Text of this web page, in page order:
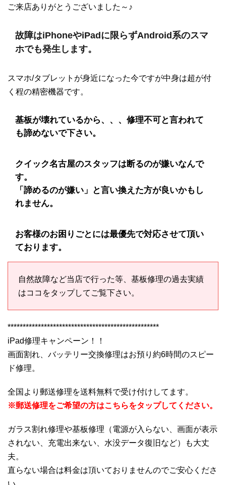
ご来店ありがとうございました～♪
故障はiPhoneやiPadに限らずAndroid系のスマ
ホでも発生します。
スマホ/タブレットが身近になった今ですが中身は超が付
く程の精密機器です。
基板が壊れているから、、、修理不可と言われて
も諦めないで下さい。
クイック名古屋のスタッフは断るのが嫌いなんで
す。
「諦めるのが嫌い」と言い換えた方が良いかもし
れません。
お客様のお困りごとには最優先で対応させて頂い
ております。
自然故障など当店で行った等、基板修理の過去実績
はココをタップしてご覧下さい。
**************************************************
iPad修理キャンペーン！！
画面割れ、バッテリー交換修理はお預り約6時間のスピー
ド修理。
全国より郵送修理を送料無料で受け付けしてます。
※郵送修理をご希望の方はこちらをタップしてください。
ガラス割れ修理や基板修理（電源が入らない、画面が表示
されない、充電出来ない、水没データ復旧など）も大丈
夫。
直らない場合は料金は頂いておりませんのでご安心くださ